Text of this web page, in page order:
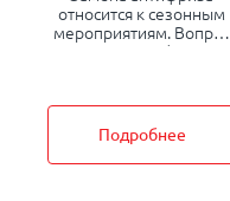
относится к сезонным
мероприятиям. Вопрос
какой антифриз
преимущественно с
приходом холодов или
после проведения
ремонта, как правило,
Подробнее